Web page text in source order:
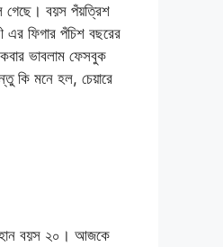
গেছে। বয়স পঁয়ত্রিশ
এর ফিগার পঁচিশ বছরের
ভাবলাম ফেসবুক
কি মনে হল, চেয়ারে
বয়স ২০। আজকে